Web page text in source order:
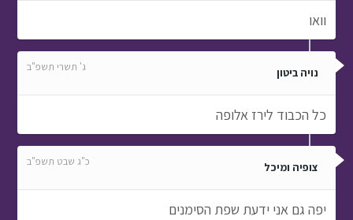
וואו
נויה ביטון ג' תשרי תשפ"ב
כל הכבוד לירז אלופה
צופיה ומיכל כ"ג שבט תשפ"ב
יפה גם אני ידעת שפת הסימנים